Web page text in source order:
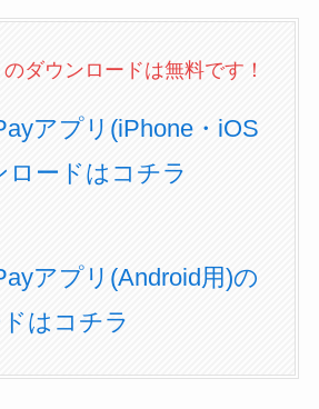
ダウンロードは無料です！
アプリ(iPhone・iOS
ロードはコチラ
アプリ(Android用)の
はコチラ